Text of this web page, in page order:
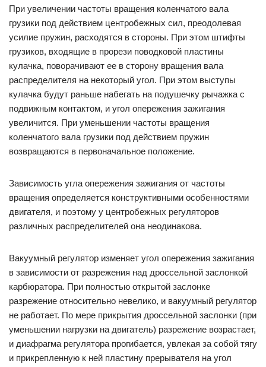
При увеличении частоты вращения коленчатого вала
грузики под действием центробежных сил, преодолевая
усилие пружин, расходятся в стороны. При этом штифты
грузиков, входящие в прорези поводковой пластины
кулачка, поворачивают ее в сторону вращения вала
распределителя на некоторый угол. При этом выступы
кулачка будут раньше набегать на подушечку рычажка с
подвижным контактом, и угол опережения зажигания
увеличится. При уменьшении частоты вращения
коленчатого вала грузики под действием пружин
возвращаются в первоначальное положение.
Зависимость угла опережения зажигания от частоты
вращения определяется конструктивными особенностями
двигателя, и поэтому у центробежных регуляторов
различных распределителей она неодинакова.
Вакуумный регулятор изменяет угол опережения зажигания
в зависимости от разрежения над дроссельной заслонкой
карбюратора. При полностью открытой заслонке
разрежение относительно невелико, и вакуумный регулятор
не работает. По мере прикрытия дроссельной заслонки (при
уменьшении нагрузки на двигатель) разрежение возрастает,
и диафрагма регулятора прогибается, увлекая за собой тягу
и прикрепленную к ней пластину прерывателя на угол